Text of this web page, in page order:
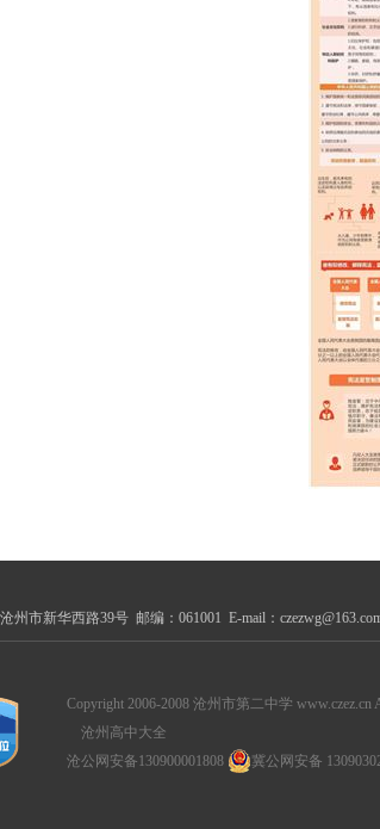
州市新华西路39号 邮编：061001 E-mail：
Copyright 2006-2008 沧州市第二中学 www.czez.cn
沧州高中大全
沧公网安备130900001808
冀公网安备